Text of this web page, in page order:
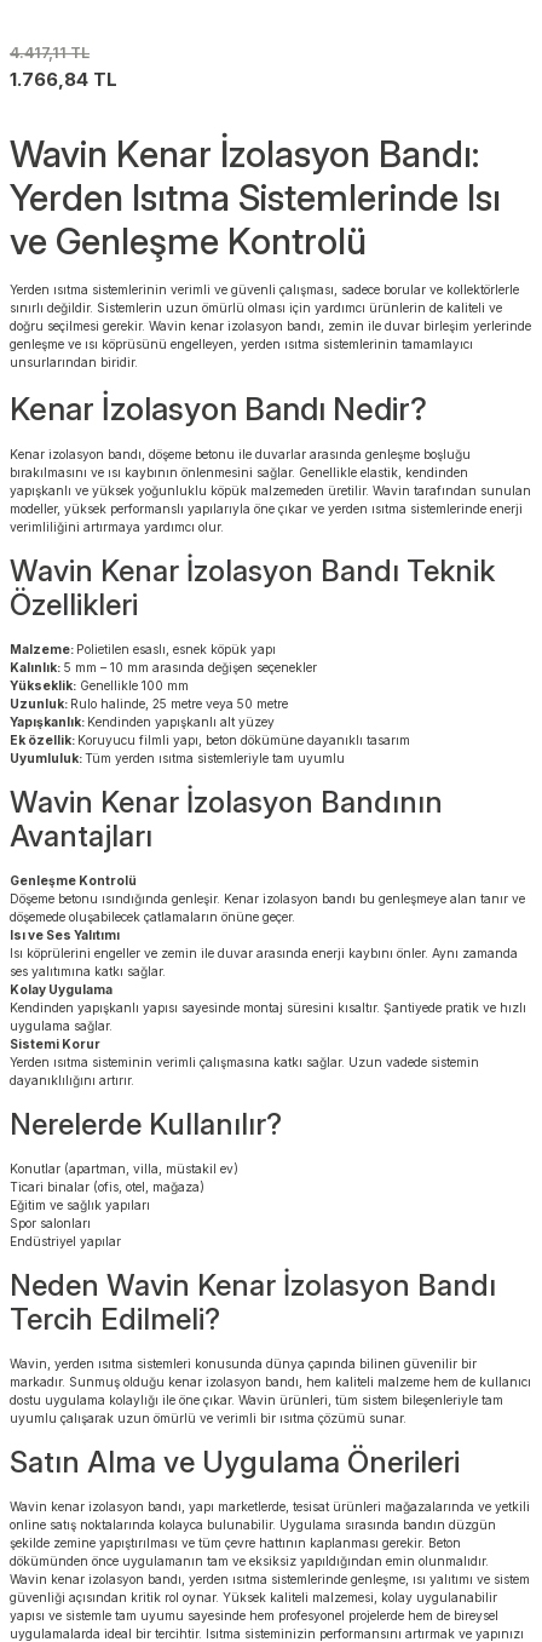
4.417,11 TL
1.766,84 TL
Wavin Kenar İzolasyon Bandı:
Yerden Isıtma Sistemlerinde Isı
ve Genleşme Kontrolü
Yerden ısıtma sistemlerinin verimli ve güvenli çalışması, sadece borular ve kollektörlerle
sınırlı değildir. Sistemlerin uzun ömürlü olması için yardımcı ürünlerin de kaliteli ve
doğru seçilmesi gerekir. Wavin kenar izolasyon bandı, zemin ile duvar birleşim yerlerinde
genleşme ve ısı köprüsünü engelleyen, yerden ısıtma sistemlerinin tamamlayıcı
unsurlarından biridir.
Kenar İzolasyon Bandı Nedir?
Kenar izolasyon bandı, döşeme betonu ile duvarlar arasında genleşme boşluğu
bırakılmasını ve ısı kaybının önlenmesini sağlar. Genellikle elastik, kendinden
yapışkanlı ve yüksek yoğunluklu köpük malzemeden üretilir. Wavin tarafından sunulan
modeller, yüksek performanslı yapılarıyla öne çıkar ve yerden ısıtma sistemlerinde enerji
verimliliğini artırmaya yardımcı olur.
Wavin Kenar İzolasyon Bandı Teknik
Özellikleri
Malzeme: Polietilen esaslı, esnek köpük yapı
Kalınlık: 5 mm – 10 mm arasında değişen seçenekler
Yükseklik: Genellikle 100 mm
Uzunluk: Rulo halinde, 25 metre veya 50 metre
Yapışkanlık: Kendinden yapışkanlı alt yüzey
Ek özellik: Koruyucu filmli yapı, beton dökümüne dayanıklı tasarım
Uyumluluk:Tüm yerden ısıtma sistemleriyle tam uyumlu
Wavin Kenar İzolasyon Bandının
Avantajları
Genleşme Kontrolü
Döşeme betonu ısındığında genleşir. Kenar izolasyon bandı bu genleşmeye alan tanır ve
döşemede oluşabilecek çatlamaların önüne geçer.
Isı ve Ses Yalıtımı
Isı köprülerini engeller ve zemin ile duvar arasında enerji kaybını önler. Aynı zamanda
ses yalıtımına katkı sağlar.
Kolay Uygulama
Kendinden yapışkanlı yapısı sayesinde montaj süresini kısaltır. Şantiyede pratik ve hızlı
uygulama sağlar.
Sistemi Korur
Yerden ısıtma sisteminin verimli çalışmasına katkı sağlar. Uzun vadede sistemin
dayanıklılığını artırır.
Nerelerde Kullanılır?
Konutlar (apartman, villa, müstakil ev)
Ticari binalar (ofis, otel, mağaza)
Eğitim ve sağlık yapıları
Spor salonları
Endüstriyel yapılar
Neden Wavin Kenar İzolasyon Bandı
Tercih Edilmeli?
Wavin, yerden ısıtma sistemleri konusunda dünya çapında bilinen güvenilir bir
markadır. Sunmuş olduğu kenar izolasyon bandı, hem kaliteli malzeme hem de kullanıcı
dostu uygulama kolaylığı ile öne çıkar. Wavin ürünleri, tüm sistem bileşenleriyle tam
uyumlu çalışarak uzun ömürlü ve verimli bir ısıtma çözümü sunar.
Satın Alma ve Uygulama Önerileri
Wavin kenar izolasyon bandı, yapı marketlerde, tesisat ürünleri mağazalarında ve yetkili
online satış noktalarında kolayca bulunabilir. Uygulama sırasında bandın düzgün
şekilde zemine yapıştırılması ve tüm çevre hattının kaplanması gerekir. Beton
dökümünden önce uygulamanın tam ve eksiksiz yapıldığından emin olunmalıdır.
Wavin kenar izolasyon bandı, yerden ısıtma sistemlerinde genleşme, ısı yalıtımı ve sistem
güvenliği açısından kritik rol oynar. Yüksek kaliteli malzemesi, kolay uygulanabilir
yapısı ve sistemle tam uyumu sayesinde hem profesyonel projelerde hem de bireysel
uygulamalarda ideal bir tercihtir. Isıtma sisteminizin performansını artırmak ve yapınızı